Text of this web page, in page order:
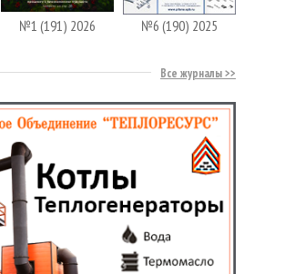
№1 (191) 2026 №6 (190) 2025
Все журналы